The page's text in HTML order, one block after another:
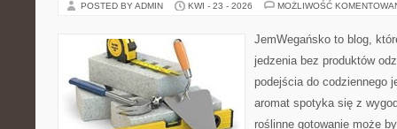
POSTED BY ADMIN KWI - 23 - 2026 MOŻLIWOŚĆ
JemWegańsko to blog,
jedzenia bez produktów
podejścia do codziennego
aromat spotyka się z
roślinne gotowanie może